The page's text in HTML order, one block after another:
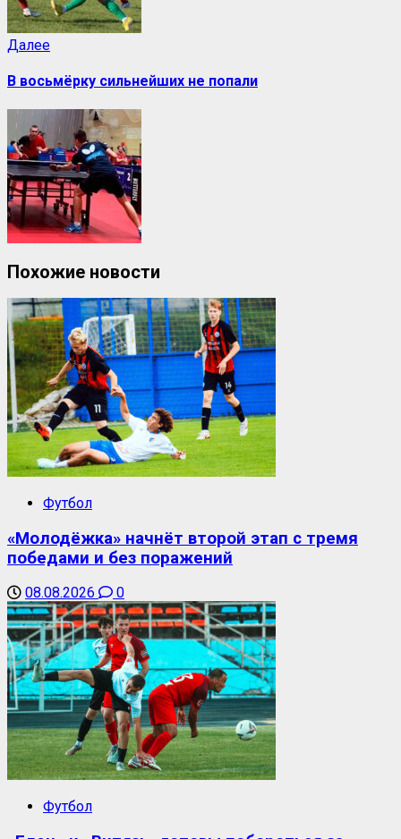
Далее
В восьмёрку сильнейших не попали
Похожие новости
Футбол
«Молодёжка» начнёт второй этап с тремя
победами и без поражений
08.08.2026 0
Футбол